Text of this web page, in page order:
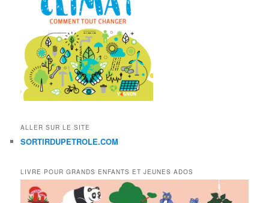
ALLER SUR LE SITE
SORTIRDUPETROLE.COM
LIVRE POUR GRANDS ENFANTS ET JEUNES ADOS